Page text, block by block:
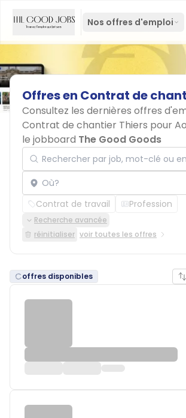
Nos offres d'emploi
Offresen Contrat de
Consultez les dernières offres
Contrat de chantier Thiers pour
le jobboard The Good Goods
Rechercher par job, mot-clé ou
Localisation
Contrat de travail Profession
Recherche avancée
réinitialiser voir toutes les offres
offres disponibles